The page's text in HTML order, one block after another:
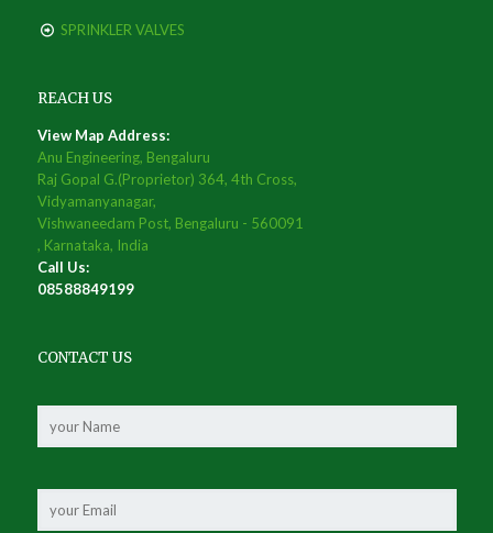
SPRINKLER VALVES
REACH US
View Map Address:
Anu Engineering, Bengaluru
Raj Gopal G.(Proprietor) 364, 4th Cross,
Vidyamanyanagar,
Vishwaneedam Post, Bengaluru - 560091
, Karnataka, India
Call Us:
08588849199
CONTACT US